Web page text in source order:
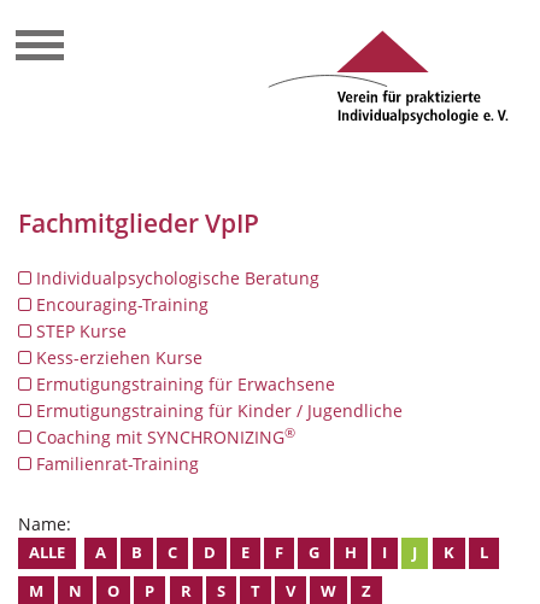
Fachmitglieder VpIP
Individualpsychologische Beratung
Encouraging-Training
STEP Kurse
Kess-erziehen Kurse
Ermutigungstraining für Erwachsene
Ermutigungstraining für Kinder / Jugendliche
Coaching mit SYNCHRONIZING®
Familienrat-Training
Name:
ALLE A B C D E F G H I J K
L
M
N O P R S T V W Z